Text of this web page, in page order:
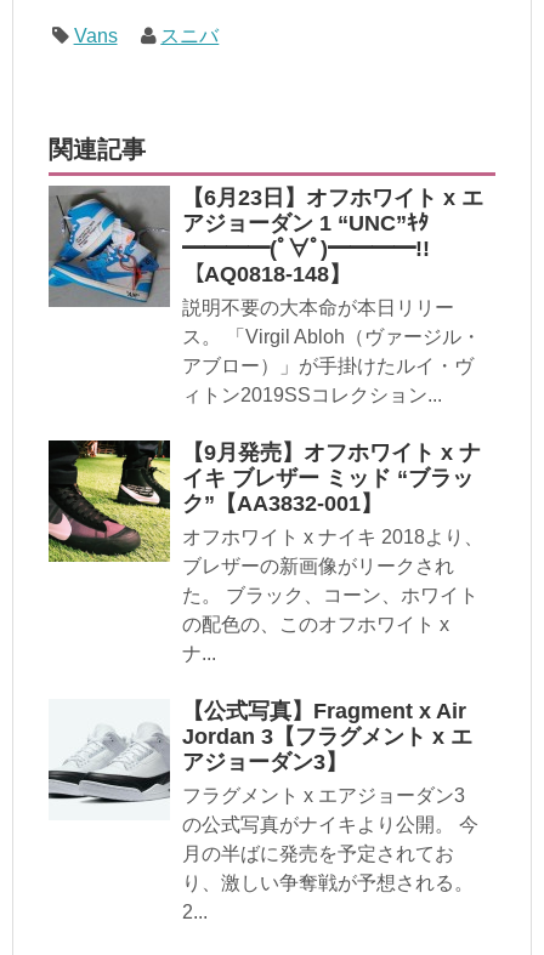
Vans スニバ
関連記事
【6月23日】オフホワイト x エ
アジョーダン 1 “UNC”ｷﾀ
━━━━(ﾟ∀ﾟ)━━━━!!
【AQ0818-148】
説明不要の大本命が本日リリー
ス。 「Virgil Abloh（ヴァージル・
アブロー）」が手掛けたルイ・ヴ
ィトン2019SSコレクション...
【9月発売】オフホワイト x ナ
イキ ブレザー ミッド “ブラッ
ク”【AA3832-001】
オフホワイト x ナイキ 2018より、
ブレザーの新画像がリークされ
た。 ブラック、コーン、ホワイト
の配色の、このオフホワイト x
ナ...
【公式写真】Fragment x Air
Jordan 3【フラグメント x エ
アジョーダン3】
フラグメント x エアジョーダン3
の公式写真がナイキより公開。 今
月の半ばに発売を予定されてお
り、激しい争奪戦が予想される。
2...